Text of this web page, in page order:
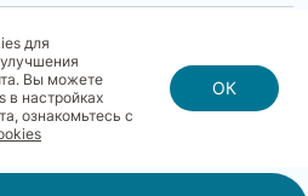
Политика конфиденциальности
и образовательных учреждений
Карта сайта
и передачу персональных данных
использования cookies
безопасности платежей
для
Вы можете
в настройках
ознакомьтесь с
ОК